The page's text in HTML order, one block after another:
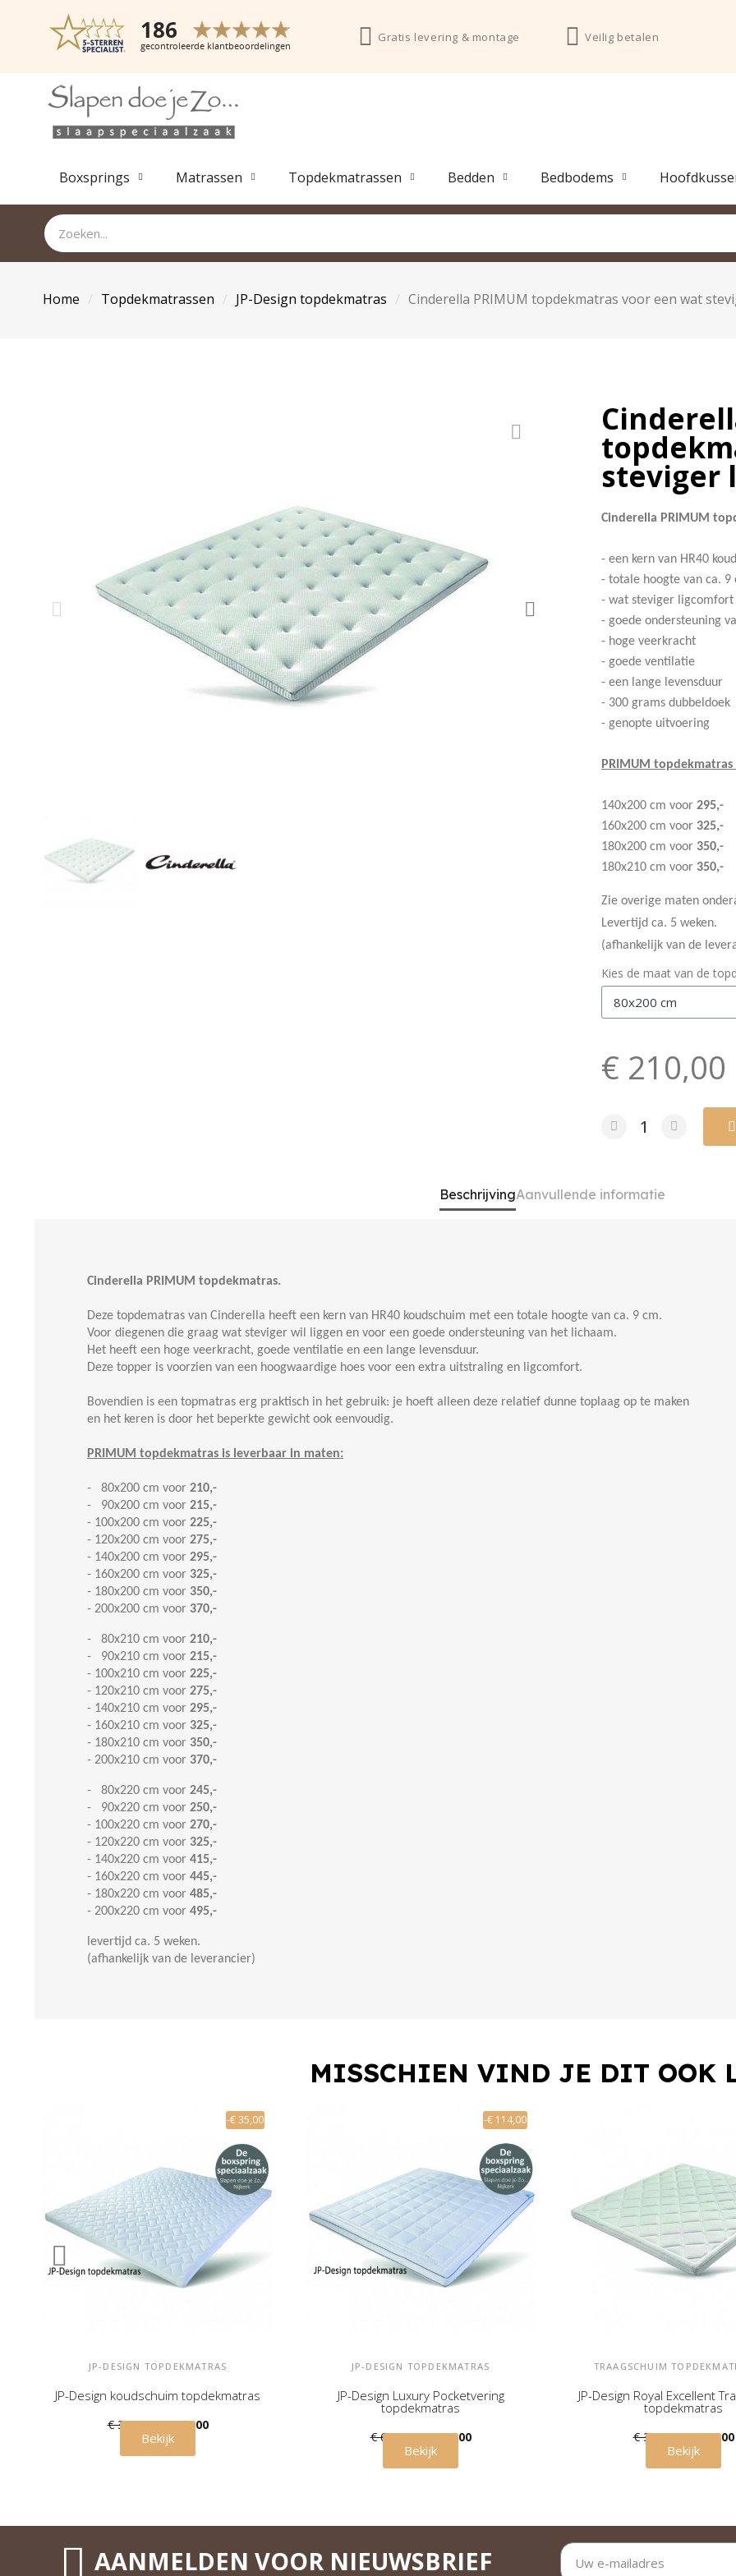
Gratis levering & montage Veilig betalen
Boxsprings Matrassen Topdekmatrassen Bedden Bedbodems
Home Topdekmatrassen JP-Design topdekmatras Cinderella PRIMUM topdekmatras voor een wat
steviger
Cinderella PRIMUM
- een kern van HR40
- totale hoogte van ca. 9
- wat steviger ligcomfort
- goede ondersteuning
- hoge veerkracht
- goede ventilatie
- een lange levensduur
- 300 grams dubbeldoek
- genopte uitvoering
PRIMUM
140x200 cm voor 295,-
160x200 cm voor 325,-
180x200 cm voor 350,-
180x210 cm voor 350,-
Zie overige maten
Levertijd ca. 5 weken.
(afhankelijk van de
Kies de maat van de
€ 210,00
BeschrijvingAanvullende informatie
Cinderella PRIMUM topdekmatras.
Deze topdematras van Cinderella heeft een kern van HR40 koudschuim met een totale hoogte van ca. 9 cm.
Voor diegenen die graag wat steviger wil liggen en voor een goede ondersteuning van het lichaam.
Het heeft een hoge veerkracht, goede ventilatie en een lange levensduur.
Deze topper is voorzien van een hoogwaardige hoes voor een extra uitstraling en ligcomfort.
Bovendien is een topmatras erg praktisch in het gebruik: je hoeft alleen deze relatief dunne toplaag op te maken
en het keren is door het beperkte gewicht ook eenvoudig.
PRIMUM topdekmatras is leverbaar in maten:
- 80x200 cm voor 210,-
- 90x200 cm voor 215,-
- 100x200 cm voor 225,-
- 120x200 cm voor 275,-
- 140x200 cm voor 295,-
- 160x200 cm voor 325,-
- 180x200 cm voor 350,-
- 200x200 cm voor 370,-
- 80x210 cm voor 210,-
- 90x210 cm voor 215,-
- 100x210 cm voor 225,-
- 120x210 cm voor 275,-
- 140x210 cm voor 295,-
- 160x210 cm voor 325,-
- 180x210 cm voor 350,-
- 200x210 cm voor 370,-
- 80x220 cm voor 245,-
- 90x220 cm voor 250,-
- 100x220 cm voor 270,-
- 120x220 cm voor 325,-
- 140x220 cm voor 415,-
- 160x220 cm voor 445,-
- 180x220 cm voor 485,-
- 200x220 cm voor 495,-
levertijd ca. 5 weken.
(afhankelijk van de leverancier)
MISSCHIEN VIND JE DIT OOK
-€ 35,00
JP-DESIGN TOPDEKMATRAS
JP-Design koudschuim topdekmatras
€ 350,00 € 315,00
Bekijk
-€ 114,00
JP-DESIGN TOPDEKMATRAS
JP-Design Luxury Pocketvering
topdekmatras
€ 689,00 € 575,00
Bekijk
TRAAGSCHUIM
JP-Design Royal Excellent
topdekmatras
€ 315,00 € 285,00
Bekijk
AANMELDEN VOOR NIEUWSBRIEF